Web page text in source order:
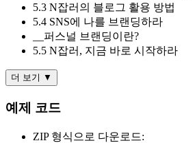
5.3 N잡러의 블로그 활용 방법
5.4 SNS에 나를 브랜딩하라
__퍼스널 브랜딩이란?
5.5 N잡러, 지금 바로 시작하라
더 보기 ▼
예제 코드
ZIP 형식으로 다운로드: